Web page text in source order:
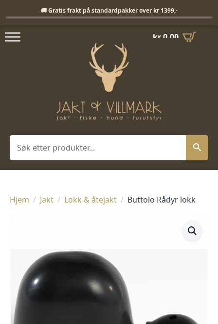
kr0,00
Søk
Hjem Jakt Lokk & åtejakt Buttolo Rådyr lokk
🚚 Gratis frakt på standardpakker over kr 1399,-